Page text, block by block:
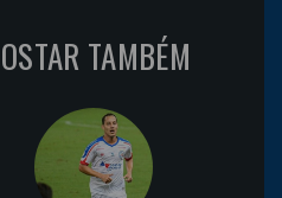
TAMBÉM